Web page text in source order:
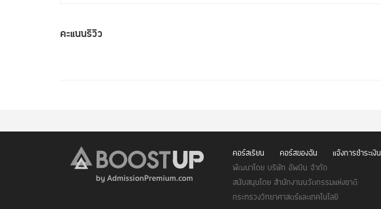
คะแนนรีวิว
คอร์สเรียน คอร์สของฉัน แจ้งการชำระเงิน
พัฒนาโดย บริษัท อัพบีน จำกัด
สนับสนุนโดย สำนักงานนวัตกรรมแห่งชาติ
กระทรวงวิทยาศาสตร์และเทคโนโลยี